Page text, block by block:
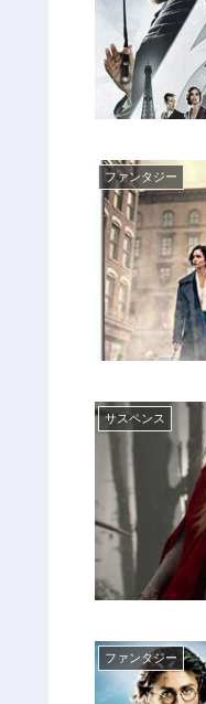
ファンタジー
サスペンス
ファンタジー